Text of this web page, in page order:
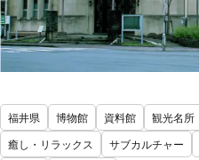
福井県 博物館 資料館 観光名所
癒し・リラックス
サブカルチャー